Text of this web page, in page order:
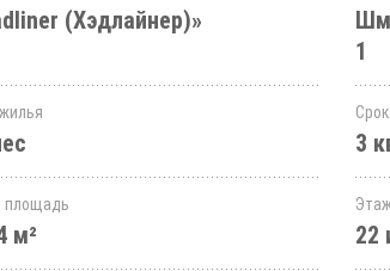
(Хэдлайнер)»
1
3
площадь
м² 22